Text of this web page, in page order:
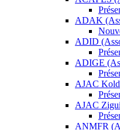
ADAK
ADID
ADIGE
AJAC
AJAC
ANMFR